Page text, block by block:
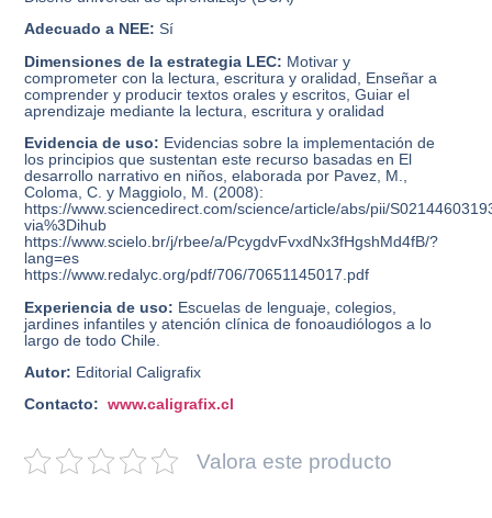
Adecuado a NEE: Sí
Dimensiones de la estrategia LEC: Motivar y
comprometer con la lectura, escritura y oralidad, Enseñar a
comprender y producir textos orales y escritos, Guiar el
aprendizaje mediante la lectura, escritura y oralidad
Evidencia de uso: Evidencias sobre la implementación de
los principios que sustentan este recurso basadas en El
desarrollo narrativo en niños, elaborada por Pavez, M.,
Coloma, C. y Maggiolo, M. (2008):
https://www.sciencedirect.com/science/article/abs/pii/
via%3Dihub
https://www.scielo.br/j/rbee/a/PcygdvFvxdNx3fHgshMd4fB/?
lang=es
https://www.redalyc.org/pdf/706/70651145017.pdf
Experiencia de uso: Escuelas de lenguaje, colegios,
jardines infantiles y atención clínica de fonoaudiólogos a lo
largo de todo Chile.
Autor: Editorial Caligrafix
Contacto: www.caligrafix.cl
Valora este producto